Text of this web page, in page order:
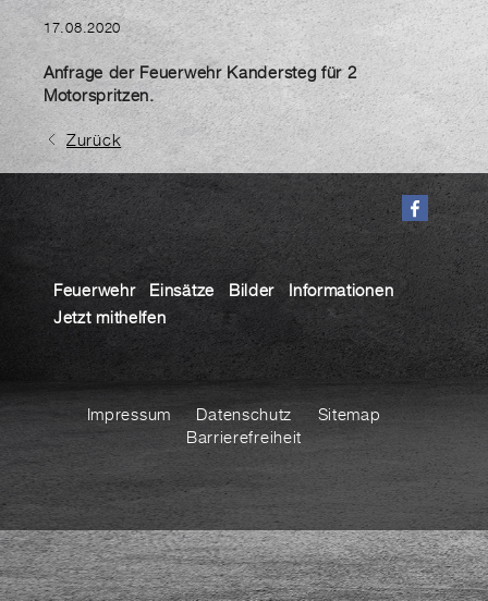
17.08.2020
Anfrage der Feuerwehr Kandersteg für 2
Motorspritzen.
Zurück
Feuerwehr Einsätze Bilder
Informationen
Jetzt mithelfen
Impressum Datenschutz
Sitemap
Barrierefreiheit